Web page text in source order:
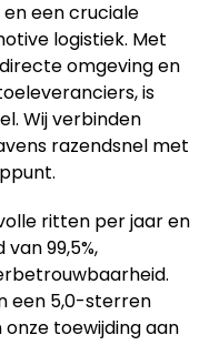
een cruciale
logistiek. Met
omgeving en
is
Wij verbinden
razendsnel met
ritten per jaar en
99,5%,
een 5,0-sterren
toewijding aan